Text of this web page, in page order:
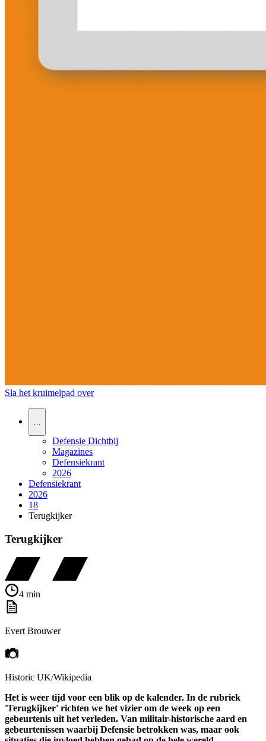
Sla het kruimelpad over
Defensie Dichtbij
Magazines
Defensiekrant
2026
Defensiekrant
2026
18
Terugkijker
Terugkijker
4 min
Evert Brouwer
Historic UK/Wikipedia
Het is weer tijd voor een blik op de kalender. In de rubriek
'Terugkijker' richten we het vizier om de week op een
gebeurtenis uit het verleden. Van militair-historische aard en
gebeurtenissen waarbij Defensie betrokken was, maar ook